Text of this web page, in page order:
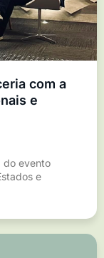
com a
e
do evento
e